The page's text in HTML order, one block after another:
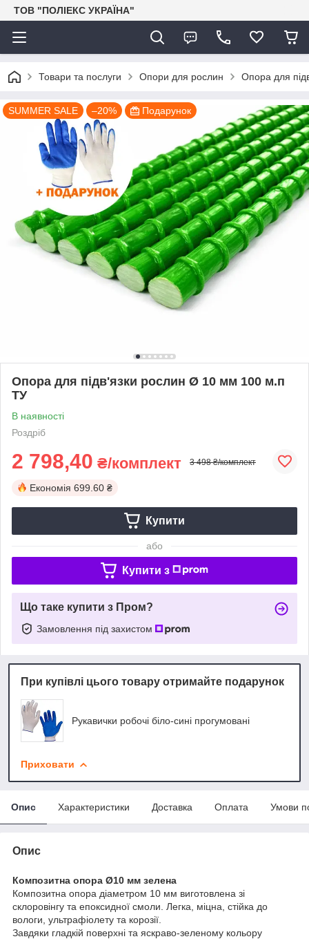
ТОВ "ПОЛІЕКС УКРАЇНА"
Товари та послуги Опори для рослин Опора для
SUMMER SALE –20% Подарунок
Опора для підв'язки рослин Ø 10 мм 100 м.п
ТУ
В наявності
Роздріб
2 798,40 ₴/комплект 3 498 ₴/комплект
Економія 699.60 ₴
Купити
або
Купити з
Що таке купити з Пром?
Замовлення під захистом
При купівлі цього товару отримайте подарунок
Рукавички робочі біло-сині прогумовані
Приховати
Опис Характеристики Доставка Оплата Умови
Опис
Композитна опора Ø10 мм зелена
Композитна опора діаметром 10 мм виготовлена зі
склоровінгу та епоксидної смоли. Легка, міцна, стійка до
вологи, ультрафіолету та корозії.
Завдяки гладкій поверхні та яскраво-зеленому кольору